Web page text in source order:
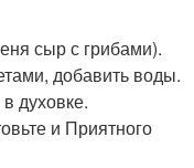
сыр с грибами).
добавить воды.
духовке.
и Приятного